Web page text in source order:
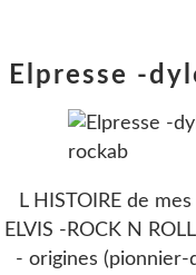
Elpresse -
L HISTOIRE de
ELVIS -ROCK N
- origines